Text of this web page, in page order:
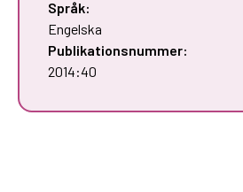
Språk:
Engelska
Publikationsnummer:
2014:40